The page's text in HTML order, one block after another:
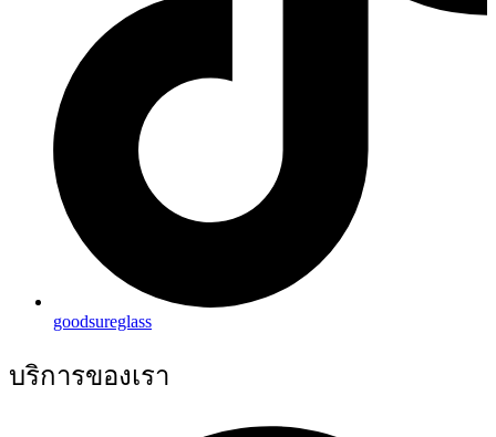
goodsureglass
บริการของเรา